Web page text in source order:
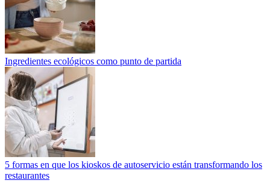
Ingredientes ecológicos como punto de partida
5 formas en que los kioskos de autoservicio están transformando los
restaurantes